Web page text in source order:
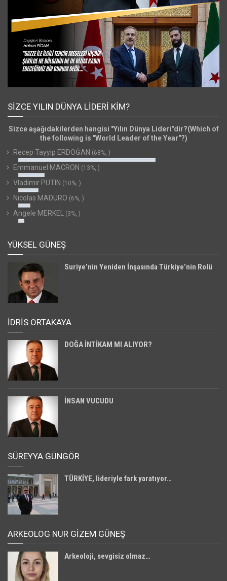
SIZCE YILIN DÜNYA LIDERI KIM?
Sizce aşağıdakilerden hangisi "Yılın Dünya Lideri"dir?(Which of
the following is "World Leader of the Year"?)
Recep Tayyip ERDOĞAN (68%, )
Emmanuel MACRON (13%, )
Vladimir PUTIN (10%, )
Nicolas MADURO (6%, )
Angele MERKEL (3%, )
YÜKSEL GÜNEŞ
Suriye’nin Yeniden İnşasında Türkiye’nin Rolü
İDRİS ORTAKAYA
DOĞA İNTİKAM MI ALIYOR?
İNSAN VUCUDU
SÜREYYA GÜNGÖR
TÜRKİYE, lideriyle fark yaratıyor…
ARKEOLOG NUR GİZEM GÜNEŞ
Arkeoloji, sevgisiz olmaz…